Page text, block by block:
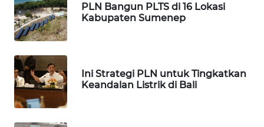
PLN Bangun PLTS di 16 Lokasi
Kabupaten Sumenep
Ini Strategi PLN untuk Tingkatkan
Keandalan Listrik di Bali
MARTABAT
NET
PLN
WATCH
MKLI